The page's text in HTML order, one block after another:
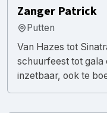
Zanger Patrick
Putten
Van Hazes tot
schuurfeest tot gala
inzetbaar, ook te